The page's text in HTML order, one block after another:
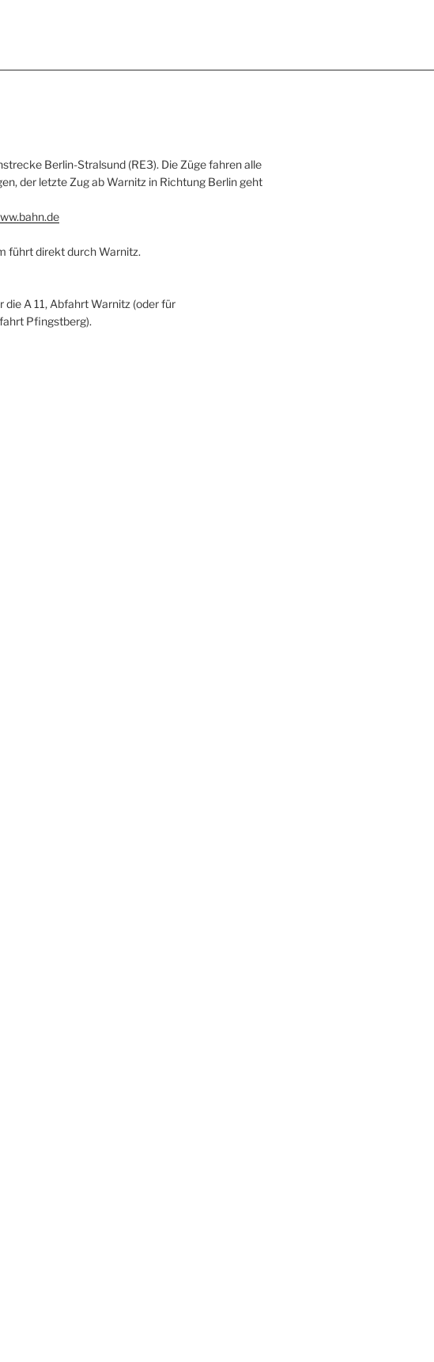
Berlin-Stralsund (RE3). Die Züge fahren alle
der letzte Zug ab Warnitz in Richtung Berlin geht
führt direkt durch Warnitz.
A 11, Abfahrt Warnitz (oder für
Pfingstberg).